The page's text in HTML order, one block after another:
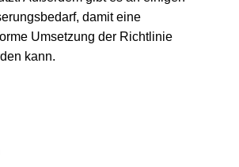
damit eine
Umsetzung der Richtlinie
kann.